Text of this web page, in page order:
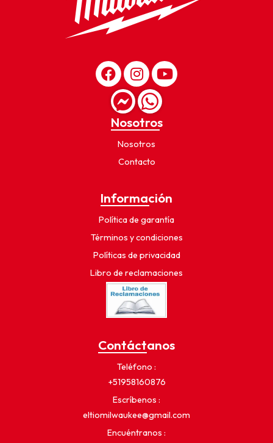
Nosotros
Nosotros
Contacto
Información
Política de garantía
Términos y condiciones
Políticas de privacidad
Libro de reclamaciones
Contáctanos
Teléfono
+51958160876
Escríbenos
eltiomilwaukee@gmail.com
Encuéntranos